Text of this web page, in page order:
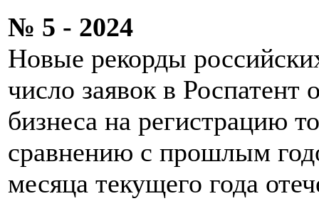
№ 5 - 2024
Новые рекорды
число заявок в Роспатент
бизнеса на регистрацию
сравнению с прошлым
месяца текущего года